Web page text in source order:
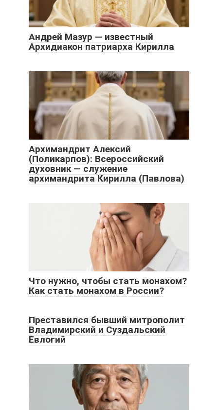
Андрей Мазур — известный
Архидиакон патриарха Кирилла
Архимандрит Алексий
(Поликарпов): Всероссийский
духовник — служение
архимандрита Кирилла (Павлова)
Что нужно, чтобы стать монахом?
Как стать монахом в России?
Преставился бывший митрополит
Владимирский и Суздальский
Евлогий